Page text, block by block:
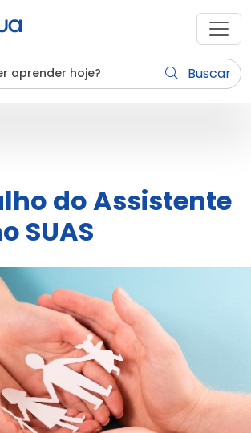
Buscar
do Assistente
SUAS